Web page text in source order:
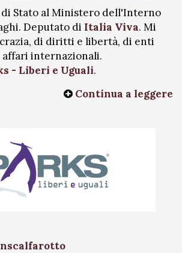
Stato al Ministero dell'Interno
Deputato di Italia Viva. Mi
di diritti e libertà, di enti
affari internazionali.
- Liberi e Uguali.
Continua a leggere